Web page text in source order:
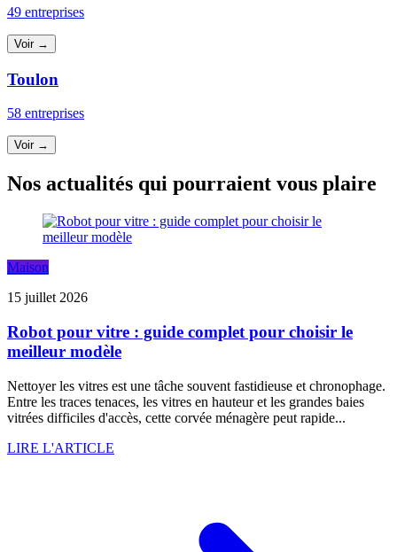
49 entreprises
Voir →
Toulon
58 entreprises
Voir →
Nos actualités qui pourraient vous plaire
Maison
15 juillet 2026
Robot pour vitre : guide complet pour choisir le
meilleur modèle
Nettoyer les vitres est une tâche souvent fastidieuse et chronophage.
Entre les traces tenaces, les vitres en hauteur et les grandes baies
vitrées difficiles d'accès, cette corvée ménagère peut rapide...
LIRE L'ARTICLE